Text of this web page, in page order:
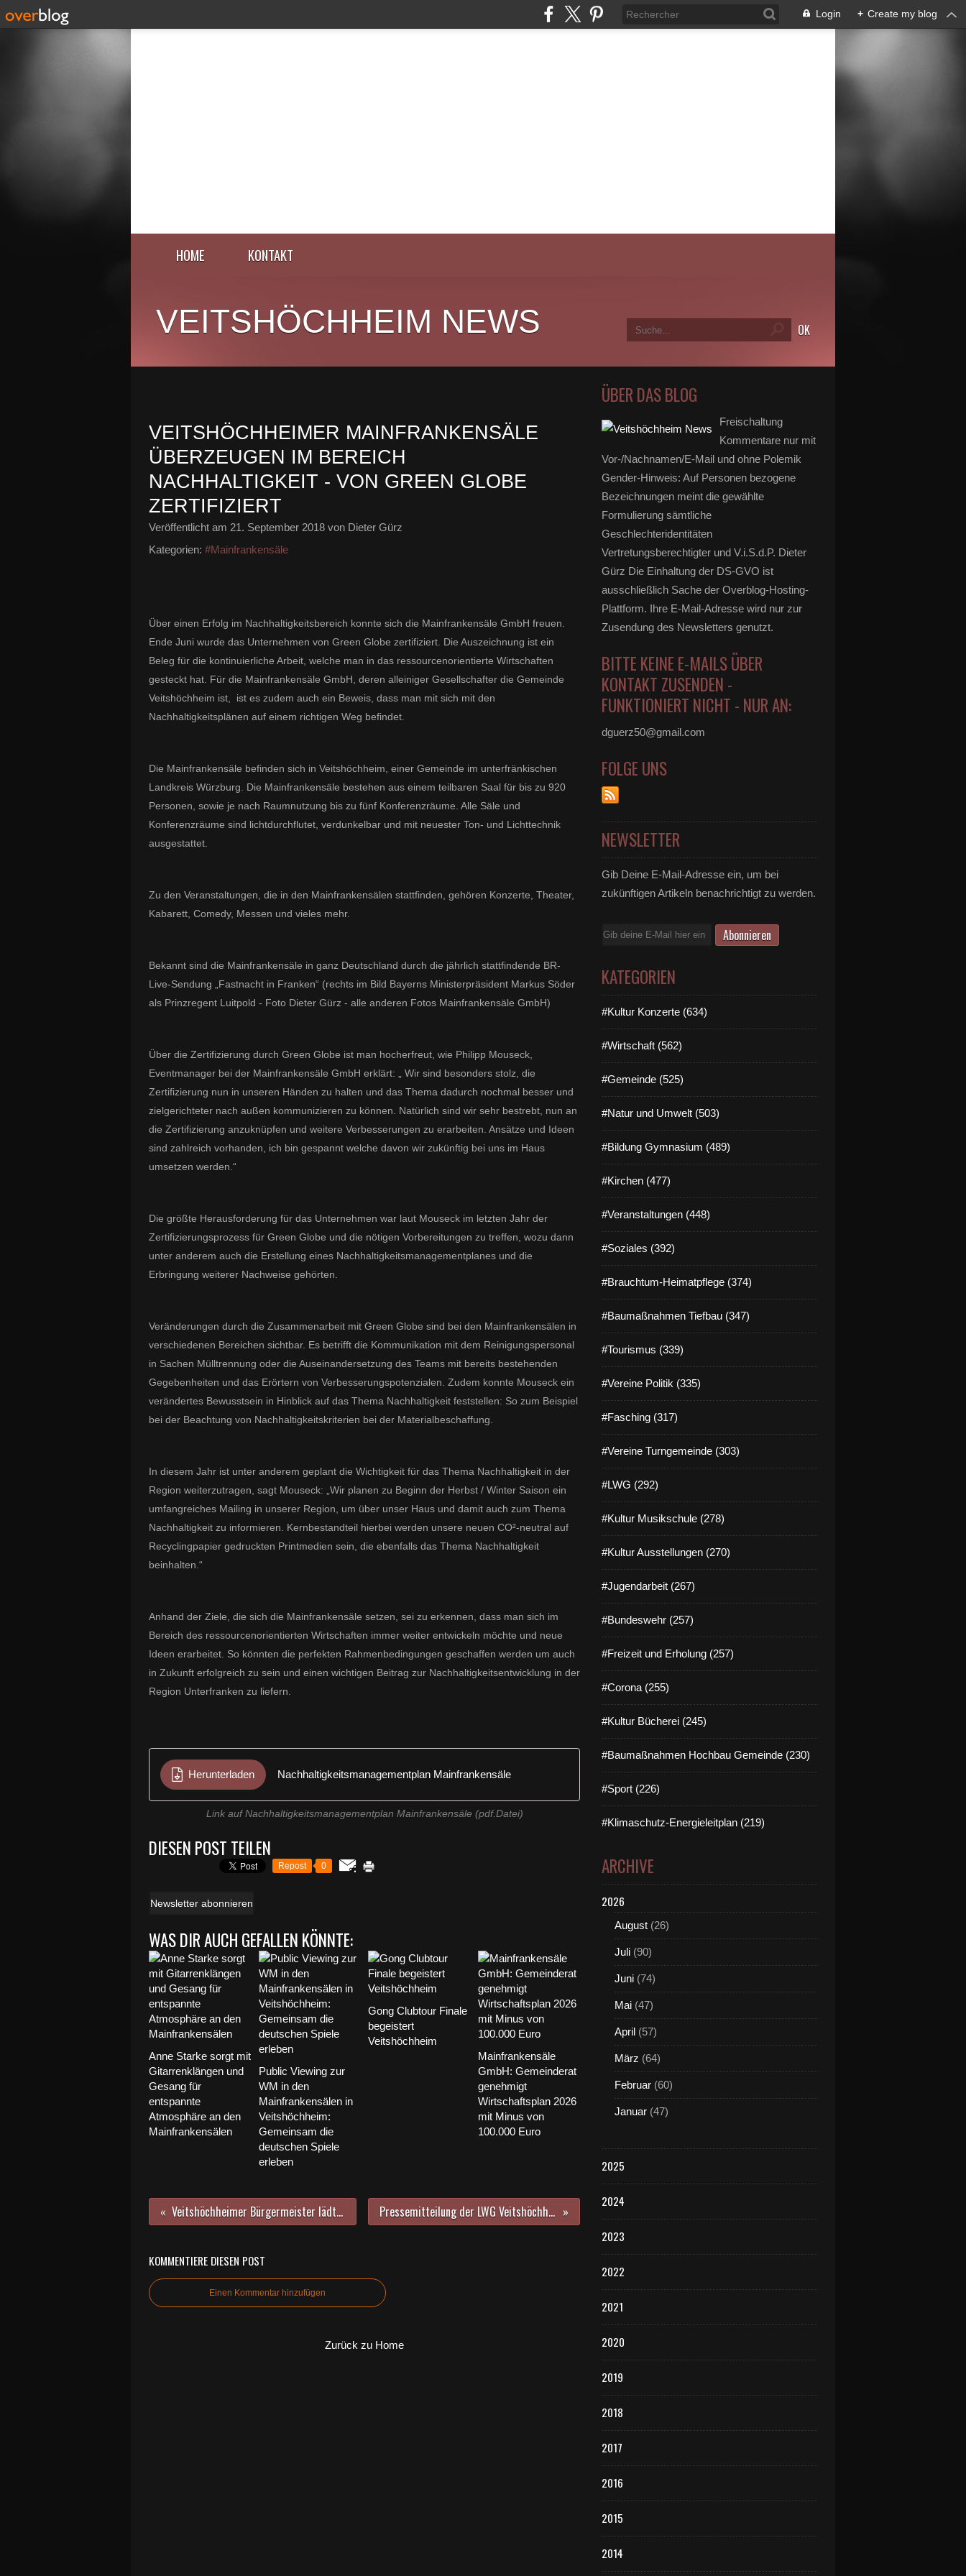
Login + Create my blog
HOME KONTAKT
VEITSHÖCHHEIM NEWS
VEITSHÖCHHEIMER MAINFRANKENSÄLE
ÜBERZEUGEN IM BEREICH
NACHHALTIGKEIT - VON GREEN GLOBE
ZERTIFIZIERT
Veröffentlicht am 21. September 2018 von Dieter Gürz
Kategorien: #Mainfrankensäle
Über einen Erfolg im Nachhaltigkeitsbereich konnte sich die Mainfrankensäle GmbH freuen.
Ende Juni wurde das Unternehmen von Green Globe zertifiziert. Die Auszeichnung ist ein
Beleg für die kontinuierliche Arbeit, welche man in das ressourcenorientierte Wirtschaften
gesteckt hat. Für die Mainfrankensäle GmbH, deren alleiniger Gesellschafter die Gemeinde
Veitshöchheim ist, ist es zudem auch ein Beweis, dass man mit sich mit den
Nachhaltigkeitsplänen auf einem richtigen Weg befindet.
Die Mainfrankensäle befinden sich in Veitshöchheim, einer Gemeinde im unterfränkischen
Landkreis Würzburg. Die Mainfrankensäle bestehen aus einem teilbaren Saal für bis zu 920
Personen, sowie je nach Raumnutzung bis zu fünf Konferenzräume. Alle Säle und
Konferenzräume sind lichtdurchflutet, verdunkelbar und mit neuester Ton- und Lichttechnik
ausgestattet.
Zu den Veranstaltungen, die in den Mainfrankensälen stattfinden, gehören Konzerte, Theater,
Kabarett, Comedy, Messen und vieles mehr.
Bekannt sind die Mainfrankensäle in ganz Deutschland durch die jährlich stattfindende BR-
Live-Sendung „Fastnacht in Franken“ (rechts im Bild Bayerns Ministerpräsident Markus Söder
als Prinzregent Luitpold - Foto Dieter Gürz - alle anderen Fotos Mainfrankensäle GmbH)
Über die Zertifizierung durch Green Globe ist man hocherfreut, wie Philipp Mouseck,
Eventmanager bei der Mainfrankensäle GmbH erklärt: „ Wir sind besonders stolz, die
Zertifizierung nun in unseren Händen zu halten und das Thema dadurch nochmal besser und
zielgerichteter nach außen kommunizieren zu können. Natürlich sind wir sehr bestrebt, nun an
die Zertifizierung anzuknüpfen und weitere Verbesserungen zu erarbeiten. Ansätze und Ideen
sind zahlreich vorhanden, ich bin gespannt welche davon wir zukünftig bei uns im Haus
umsetzen werden.“
Die größte Herausforderung für das Unternehmen war laut Mouseck im letzten Jahr der
Zertifizierungsprozess für Green Globe und die nötigen Vorbereitungen zu treffen, wozu dann
unter anderem auch die Erstellung eines Nachhaltigkeitsmanagementplanes und die
Erbringung weiterer Nachweise gehörten.
Veränderungen durch die Zusammenarbeit mit Green Globe sind bei den Mainfrankensälen in
verschiedenen Bereichen sichtbar. Es betrifft die Kommunikation mit dem Reinigungspersonal
in Sachen Mülltrennung oder die Auseinandersetzung des Teams mit bereits bestehenden
Gegebenheiten und das Erörtern von Verbesserungspotenzialen. Zudem konnte Mouseck ein
verändertes Bewusstsein in Hinblick auf das Thema Nachhaltigkeit feststellen: So zum Beispiel
bei der Beachtung von Nachhaltigkeitskriterien bei der Materialbeschaffung.
In diesem Jahr ist unter anderem geplant die Wichtigkeit für das Thema Nachhaltigkeit in der
Region weiterzutragen, sagt Mouseck: „Wir planen zu Beginn der Herbst / Winter Saison ein
umfangreiches Mailing in unserer Region, um über unser Haus und damit auch zum Thema
Nachhaltigkeit zu informieren. Kernbestandteil hierbei werden unsere neuen CO²-neutral auf
Recyclingpapier gedruckten Printmedien sein, die ebenfalls das Thema Nachhaltigkeit
beinhalten.“
Anhand der Ziele, die sich die Mainfrankensäle setzen, sei zu erkennen, dass man sich im
Bereich des ressourcenorientierten Wirtschaften immer weiter entwickeln möchte und neue
Ideen erarbeitet. So könnten die perfekten Rahmenbedingungen geschaffen werden um auch
in Zukunft erfolgreich zu sein und einen wichtigen Beitrag zur Nachhaltigkeitsentwicklung in der
Region Unterfranken zu liefern.
Herunterladen Nachhaltigkeitsmanagementplan Mainfrankensäle
Link auf Nachhaltigkeitsmanagementplan Mainfrankensäle (pdf.Datei)
DIESEN POST TEILEN
Repost 0
Newsletter abonnieren
WAS DIR AUCH GEFALLEN KÖNNTE:
Anne Starke sorgt mit
Gitarrenklängen und
Gesang für
entspannte
Atmosphäre an den
Mainfrankensälen
Public Viewing zur
WM in den
Mainfrankensälen in
Veitshöchheim:
Gemeinsam die
deutschen Spiele
erleben
Gong Clubtour Finale
begeistert
Veitshöchheim
Mainfrankensäle
GmbH: Gemeinderat
genehmigt
Wirtschaftsplan 2026
mit Minus von
100.000 Euro
Veitshöchheimer Bürgermeister lädt am 22. September 2018 zum Informationsgang ein Pressemitteilung der LWG Veitshöchheim: Auf der Suche nach Bayerns bestem Bienengold
KOMMENTIERE DIESEN POST
Einen Kommentar hinzufügen
Zurück zu Home
ÜBER DAS BLOG
Freischaltung
Kommentare nur mit
Vor-/Nachnamen/E-Mail und ohne Polemik
Gender-Hinweis: Auf Personen bezogene
Bezeichnungen meint die gewählte
Formulierung sämtliche
Geschlechteridentitäten
Vertretungsberechtigter und V.i.S.d.P. Dieter
Gürz Die Einhaltung der DS-GVO ist
ausschließlich Sache der Overblog-Hosting-
Plattform. Ihre E-Mail-Adresse wird nur zur
Zusendung des Newsletters genutzt.
BITTE KEINE E-MAILS ÜBER
KONTAKT ZUSENDEN -
FUNKTIONIERT NICHT - NUR AN:
dguerz50@gmail.com
FOLGE UNS
NEWSLETTER
Gib Deine E-Mail-Adresse ein, um bei
zukünftigen Artikeln benachrichtigt zu werden.
E-
KATEGORIEN
#Kultur Konzerte (634)
#Wirtschaft (562)
#Gemeinde (525)
#Natur und Umwelt (503)
#Bildung Gymnasium (489)
#Kirchen (477)
#Veranstaltungen (448)
#Soziales (392)
#Brauchtum-Heimatpflege (374)
#Baumaßnahmen Tiefbau (347)
#Tourismus (339)
#Vereine Politik (335)
#Fasching (317)
#Vereine Turngemeinde (303)
#LWG (292)
#Kultur Musikschule (278)
#Kultur Ausstellungen (270)
#Jugendarbeit (267)
#Bundeswehr (257)
#Freizeit und Erholung (257)
#Corona (255)
#Kultur Bücherei (245)
#Baumaßnahmen Hochbau Gemeinde (230)
#Sport (226)
#Klimaschutz-Energieleitplan (219)
ARCHIVE
2026
August (26)
Juli (90)
Juni (74)
Mai (47)
April (57)
März (64)
Februar (60)
Januar (47)
2025
2024
2023
2022
2021
2020
2019
2018
2017
2016
2015
2014